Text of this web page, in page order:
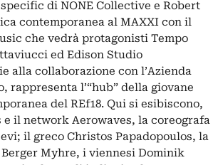
di NONE Collective e Robert
contemporanea al MAXXI con il
che vedrà protagonisti Tempo
ed Edison Studio
alla collaborazione con l’Azienda
rappresenta l’“hub” della giovane
del REf18. Qui si esibiscono,
e il network Aerowaves, la coreografa
il greco Christos Papadopoulos, la
Myhre, i viennesi Dominik